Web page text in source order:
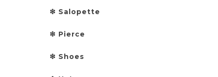
❇︎ Salopette
❇︎ Pierce
❇︎ Shoes